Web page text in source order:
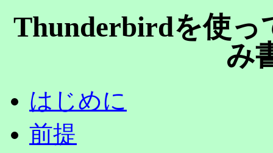
Thunderbirdを使っ
み
はじめに
前提